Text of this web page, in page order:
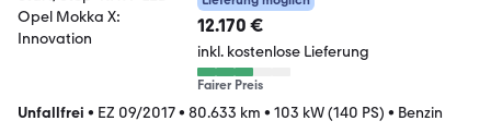
12.170 €
inkl. kostenlose Lieferung
Fairer Preis
Unfallfrei • EZ 09/2017• 80.633 km • 103 kW (140 PS) • Benzin